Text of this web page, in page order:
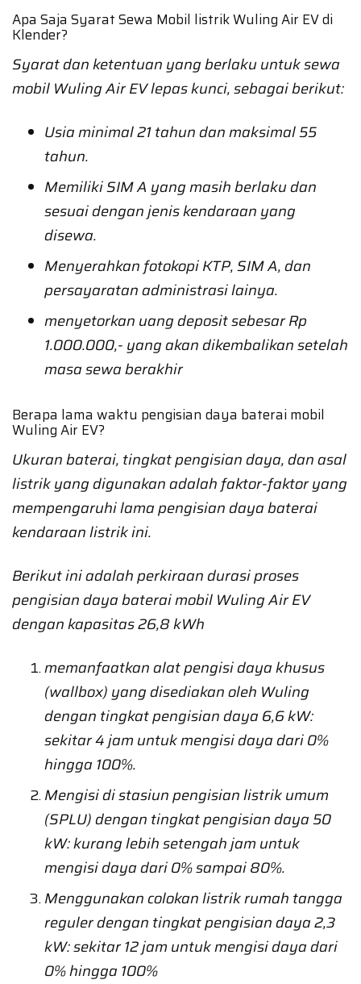
Apa Saja Syarat Sewa Mobil listrik Wuling Air EV di
Klender?
Syarat dan ketentuan yang berlaku untuk sewa
mobil Wuling Air EV lepas kunci, sebagai berikut:
Usia minimal 21 tahun dan maksimal 55
tahun.
Memiliki SIM A yang masih berlaku dan
sesuai dengan jenis kendaraan yang
disewa.
Menyerahkan fotokopi KTP, SIM A, dan
persayaratan administrasi lainya.
menyetorkan uang deposit sebesar Rp
1.000.000,- yang akan dikembalikan setelah
masa sewa berakhir
Berapa lama waktu pengisian daya baterai mobil
Wuling Air EV?
Ukuran baterai, tingkat pengisian daya, dan asal
listrik yang digunakan adalah faktor-faktor yang
mempengaruhi lama pengisian daya baterai
kendaraan listrik ini.
Berikut ini adalah perkiraan durasi proses
pengisian daya baterai mobil Wuling Air EV
dengan kapasitas 26,8 kWh
memanfaatkan alat pengisi daya khusus
(wallbox) yang disediakan oleh Wuling
dengan tingkat pengisian daya 6,6 kW:
sekitar 4 jam untuk mengisi daya dari 0%
hingga 100%.
Mengisi di stasiun pengisian listrik umum
(SPLU) dengan tingkat pengisian daya 50
kW: kurang lebih setengah jam untuk
mengisi daya dari 0% sampai 80%.
Menggunakan colokan listrik rumah tangga
reguler dengan tingkat pengisian daya 2,3
kW: sekitar 12 jam untuk mengisi daya dari
0% hingga 100%